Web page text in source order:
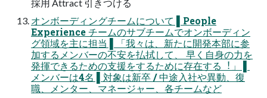
採⽤ Attract 引きつける
オンボーディングチームについて ▌People
Experience チームのサブチームでオンボーディン
グ領域を主に担当 ▌「我々は、新たに開発本部に参
加するメンバーの不安を払拭して、 早く⾃⾝の⼒を
発揮できるための⽀援をするために存在する︕」 ▌
メンバーは4名 ▌対象は新卒 / 中途⼊社や異動、復
職、メンター、マネージャー、各チームなど